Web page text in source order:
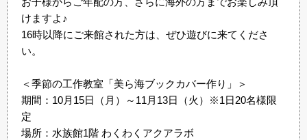
けますよ♪
16時以降にご来館された方は、ぜひ遊びに来てくださ
い。
＜季節の工作教室「美ら海ブックカバー作り」＞
期間：10月15日（月）～11月13日（火）※1日20名様限
定
場所：水族館1階 わくわくアクアラボ